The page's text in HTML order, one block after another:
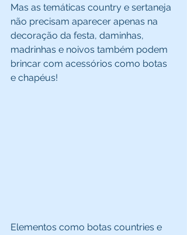
Mas as temáticas country e sertaneja
não precisam aparecer apenas na
decoração da festa, daminhas,
madrinhas e noivos também podem
brincar com acessórios como botas
e chapéus!
Elementos como botas countries e